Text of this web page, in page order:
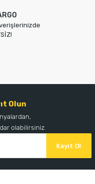
Olun
olabilirsiniz.
Kayıt Ol